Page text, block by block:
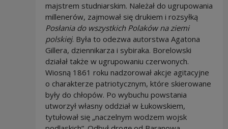
majstrem studniarskim. Należał do ugrupowania
millenerów, zajmował się drukiem i rozsyłką
Posłania do wszystkich Polaków na ziemi
polskiej. Była to odezwa autorstwa Agatona
Gillera, dziennikarza i sybiraka. Borelowski
działał także w ugrupowaniu czerwonych.
Wiosną 1861 roku nadzorował akcje agitacyjne
o charakterze patriotycznym, które skierowane
były do chłopów. Po wybuchu powstania
utworzył własny oddział w Łukowskiem,
tytułował się „naczelnym wodzem wojsk